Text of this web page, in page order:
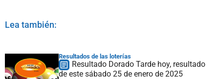
Lea también:
Resultados de las loterías
Resultado Dorado Tarde hoy, resultado
de este sábado 25 de enero de 2025